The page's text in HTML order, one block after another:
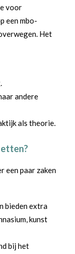
voor
een mbo-
Het
andere
als theorie.
een paar zaken
bieden extra
kunst
bij het